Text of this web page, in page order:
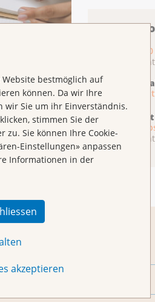
bestmöglich auf
können. Da wir Ihre
wir Sie um ihr Einverständnis.
stimmen Sie der
zu. Sie können Ihre Cookie-
Einstellungen» anpassen
Informationen in der
akzeptieren
Rauchstopp
KrebsInfo
E-
Chat